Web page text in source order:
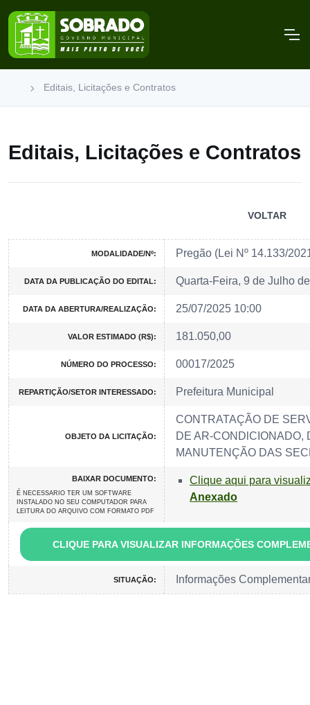
Editais, Licitações e Contratos
Editais, Licitações e Contratos
VOLTAR
MODALIDADE/Nº: Pregão (Lei Nº 14.133/
DATA DA PUBLICAÇÃO DO EDITAL: Quarta-Feira, 9 de Julho
DATA DA ABERTURA/REALIZAÇÃO: 25/07/2025 10:00
VALOR ESTIMADO (R$): 181.050,00
NÚMERO DO PROCESSO: 00017/2025
REPARTIÇÃO/SETOR INTERESSADO: Prefeitura Municipal
OBJETO DA LICITAÇÃO:
CONTRATAÇÃO DE
DE AR-CONDlCIONADO,
MANUTENÇÃO DAS
BAIXAR DOCUMENTO:
É NECESSARIO TER UM SOFTWARE
INSTALADO NO SEU COMPUTADOR PARA
LEITURA DO ARQUIVO COM FORMATO PDF
Clique aqui para
Anexado
CLIQUE PARA VISUALIZAR INFORMAÇÕES
SITUAÇÃO: Informações